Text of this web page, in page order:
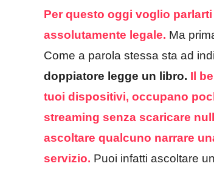
Per questo oggi voglio
assolutamente legale. Ma
Come a parola stessa sta ad
doppiatore legge un libro. Il
tuoi dispositivi, occupano
streaming senza scaricare
ascoltare qualcuno narrare
servizio. Puoi infatti ascoltare